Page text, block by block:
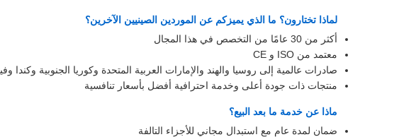
لماذا تختارون؟ ما الذي يميزكم عن الموردين الصينيين الآخرين؟
أكثر من 30 عامًا من التخصص في هذا المجال
معتمد من ISO و CE
صادرات عالمية إلى روسيا والهند والإمارات العربية المتحدة وكوريا الجنوبية وكندا
منتجات ذات جودة أعلى وخدمة احترافية أفضل بأسعار تنافسية
ماذا عن خدمة ما بعد البيع؟
ضمان لمدة عام مع استبدال مجاني للأجزاء التالفة